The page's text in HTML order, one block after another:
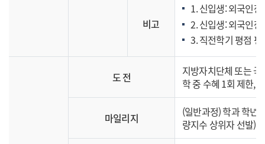
비고
1. 신입생: 외국인
2. 신입생: 외국인
3. 직전학기 평점
도 전
지방자치단체 또는
학 중 수혜 1회 제한,
마일리지
(일반과정) 학과 학년
량지수 상위자 선발)